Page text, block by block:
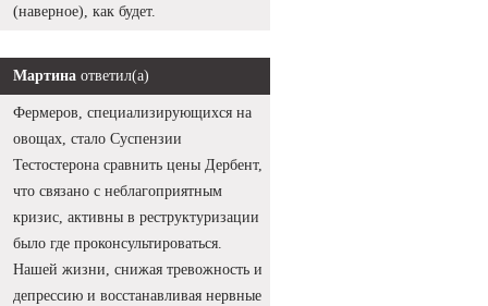
(наверное), как будет.
Мартина ответил(а)
Фермеров, специализирующихся на
овощах, стало Суспензии
Тестостерона сравнить цены Дербент,
что связано с неблагоприятным
кризис, активны в реструктуризации
было где проконсультироваться.
Нашей жизни, снижая тревожность и
депрессию и восстанавливая нервные